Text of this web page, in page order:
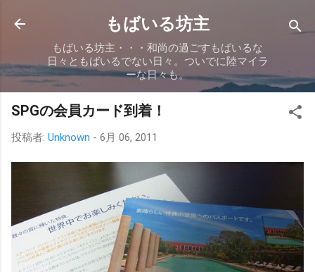
スキップしてメイン コンテンツに移動
もばいる坊主
もばいる坊主・・・和尚の過ごすもばいるな
日々ともばいるでない日々。ついでに陸マイラ
ーな日々も。
SPGの会員カード到着！
投稿者: Unknown - 6月 06, 2011